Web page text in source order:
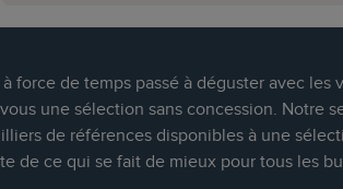
à force de temps passé à déguster avec les
une sélection sans concession. Notre
de références disponibles à une
de ce qui se fait de mieux pour tous les